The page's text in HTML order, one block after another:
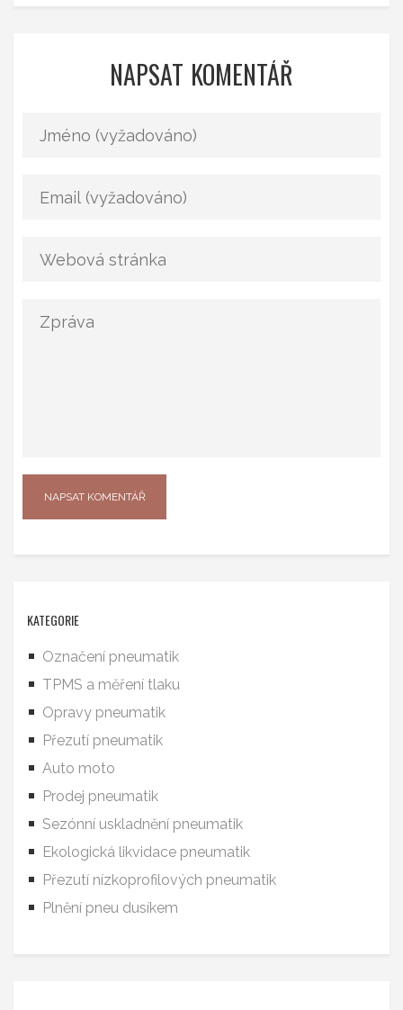
NAPSAT KOMENTÁŘ
KATEGORIE
Označení pneumatik
TPMS a měření tlaku
Opravy pneumatik
Přezutí pneumatik
Auto moto
Prodej pneumatik
Sezónní uskladnění pneumatik
Ekologická likvidace pneumatik
Přezutí nízkoprofilových pneumatik
Plnění pneu dusíkem